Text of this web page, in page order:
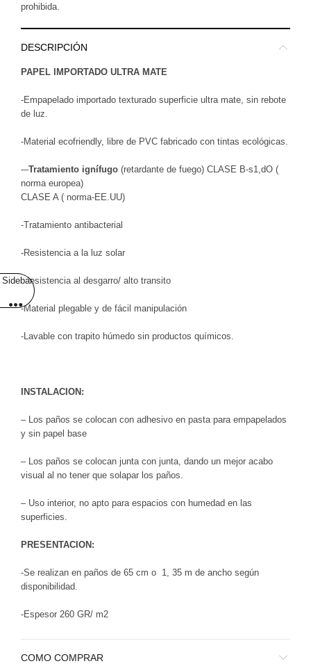
prohibida.
DESCRIPCIÓN
PAPEL IMPORTADO ULTRA MATE
-Empapelado importado texturado superficie ultra mate, sin rebote
de luz.
-Material ecofriendly, libre de PVC fabricado con tintas ecológicas.
-–Tratamiento ignífugo (retardante de fuego) CLASE B-s1,dO (
norma europea)
CLASE A ( norma-EE.UU)
-Tratamiento antibacterial
-Resistencia a la luz solar
-Resistencia al desgarro/ alto transito
-Material plegable y de fácil manipulación
-Lavable con trapito húmedo sin productos químicos.
INSTALACION:
– Los paños se colocan con adhesivo en pasta para empapelados
y sin papel base
– Los paños se colocan junta con junta, dando un mejor acabo
visual al no tener que solapar los paños.
– Uso interior, no apto para espacios con humedad en las
superficies.
PRESENTACION:
-Se realizan en paños de 65 cm o 1, 35 m de ancho según
disponibilidad.
-Espesor 260 GR/ m2
COMO COMPRAR
Sidebar